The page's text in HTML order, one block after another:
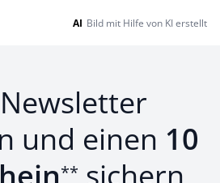
AI Bild mit Hilfe von KI erstellt
und einen 10
**